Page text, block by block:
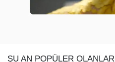
ŞU AN POPÜLER OLANLAR